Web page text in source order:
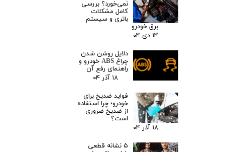
نمی‌خورد؟ بررسی
کامل مشکلات
باتری و سیستم
برق خودرو
۱۴ دی ۰۴
دلایل روشن شدن
چراغ ABS خودرو و
راهنمای رفع آن
۱۸ آذر ۰۴
فواید ضدیخ برای
خودرو؛ چرا استفاده
از ضدیخ ضروری
است؟
۱۸ آذر ۰۴
۵ نشانه قطعی